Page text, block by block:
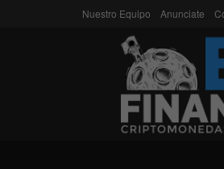
Nuestro Equipo Anunciate